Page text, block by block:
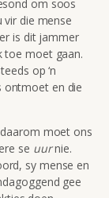
om soos
vir die mense
is dit jammer
toe moet gaan.
op ‘n
ontmoet en die
moet ons
se uurnie.
sy mense en
gee